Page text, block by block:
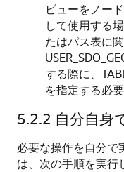
ビューをノー
して使用する
たはパス表に
する際に、
を指定する必
5.2.2 自分自身
必要な操作を自分で
は、次の手順を実行